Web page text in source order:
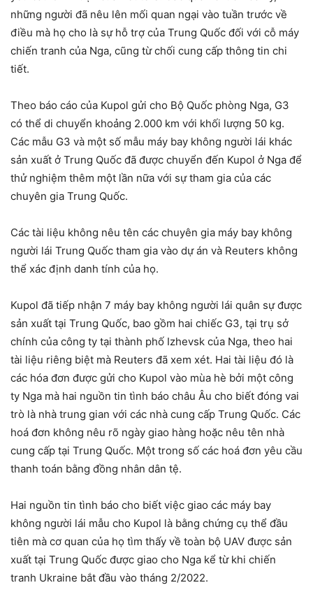
những người đã nêu lên mối quan ngại vào tuần trước về
điều mà họ cho là sự hỗ trợ của Trung Quốc đối với cỗ máy
chiến tranh của Nga, cũng từ chối cung cấp thông tin chi
tiết.
Theo báo cáo của Kupol gửi cho Bộ Quốc phòng Nga, G3
có thể di chuyển khoảng 2.000 km với khối lượng 50 kg.
Các mẫu G3 và một số mẫu máy bay không người lái khác
sản xuất ở Trung Quốc đã được chuyển đến Kupol ở Nga để
thử nghiệm thêm một lần nữa với sự tham gia của các
chuyên gia Trung Quốc.
Các tài liệu không nêu tên các chuyên gia máy bay không
người lái Trung Quốc tham gia vào dự án và Reuters không
thể xác định danh tính của họ.
Kupol đã tiếp nhận 7 máy bay không người lái quân sự được
sản xuất tại Trung Quốc, bao gồm hai chiếc G3, tại trụ sở
chính của công ty tại thành phố Izhevsk của Nga, theo hai
tài liệu riêng biệt mà Reuters đã xem xét. Hai tài liệu đó là
các hóa đơn được gửi cho Kupol vào mùa hè bởi một công
ty Nga mà hai nguồn tin tình báo châu Âu cho biết đóng vai
trò là nhà trung gian với các nhà cung cấp Trung Quốc. Các
hoá đơn không nêu rõ ngày giao hàng hoặc nêu tên nhà
cung cấp tại Trung Quốc. Một trong số các hoá đơn yêu cầu
thanh toán bằng đồng nhân dân tệ.
Hai nguồn tin tình báo cho biết việc giao các máy bay
không người lái mẫu cho Kupol là bằng chứng cụ thể đầu
tiên mà cơ quan của họ tìm thấy về toàn bộ UAV được sản
xuất tại Trung Quốc được giao cho Nga kể từ khi chiến
tranh Ukraine bắt đầu vào tháng 2/2022.